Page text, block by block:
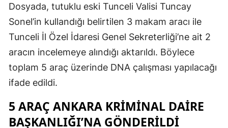
Dosyada, tutuklu eski Tunceli Valisi Tuncay
Sonel’in kullandığı belirtilen 3 makam aracı ile
Tunceli İl Özel İdaresi Genel Sekreterliği’ne ait 2
aracın incelemeye alındığı aktarıldı. Böylece
toplam 5 araç üzerinde DNA çalışması yapılacağı
ifade edildi.
5 ARAÇ ANKARA KRIMINAL DAIRE
BAŞKANLIĞI’NA GÖNDERILDI